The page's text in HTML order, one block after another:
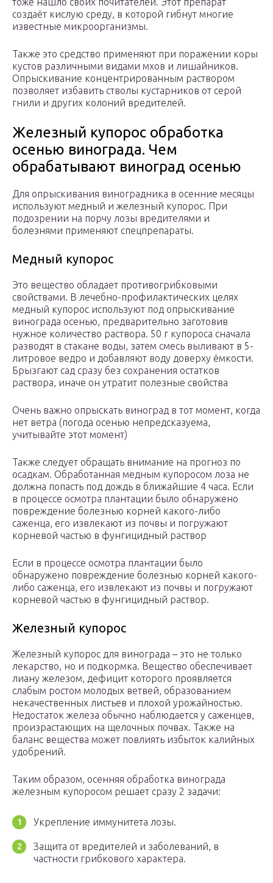
создаёт кислую среду, в которой гибнут многие
известные микроорганизмы.
Также это средство применяют при поражении коры
кустов различными видами мхов и лишайников.
Опрыскивание концентрированным раствором
позволяет избавить стволы кустарников от серой
гнили и других колоний вредителей.
Железный купорос обработка
осенью винограда. Чем
обрабатывают виноград осенью
Для опрыскивания виноградника в осенние месяцы
используют медный и железный купорос. При
подозрении на порчу лозы вредителями и
болезнями применяют спецпрепараты.
Медный купорос
Это вещество обладает противогрибковыми
свойствами. В лечебно-профилактических целях
медный купорос используют под опрыскивание
винограда осенью, предварительно заготовив
нужное количество раствора. 50 г купороса сначала
разводят в стакане воды, затем смесь выливают в 5-
литровое ведро и добавляют воду доверху ёмкости.
Брызгают сад сразу без сохранения остатков
раствора, иначе он утратит полезные свойства
Очень важно опрыскать виноград в тот момент, когда
нет ветра (погода осенью непредсказуема,
учитывайте этот момент)
Также следует обращать внимание на прогноз по
осадкам. Обработанная медным купоросом лоза не
должна попасть под дождь в ближайшие 4 часа. Если
в процессе осмотра плантации было обнаружено
повреждение болезнью корней какого-либо
саженца, его извлекают из почвы и погружают
корневой частью в фунгицидный раствор
Если в процессе осмотра плантации было
обнаружено повреждение болезнью корней какого-
либо саженца, его извлекают из почвы и погружают
корневой частью в фунгицидный раствор.
Железный купорос
Железный купорос для винограда – это не только
лекарство, но и подкормка. Вещество обеспечивает
лиану железом, дефицит которого проявляется
слабым ростом молодых ветвей, образованием
некачественных листьев и плохой урожайностью.
Недостаток железа обычно наблюдается у саженцев,
произрастающих на щелочных почвах. Также на
баланс вещества может повлиять избыток калийных
удобрений.
Таким образом, осенняя обработка винограда
железным купоросом решает сразу 2 задачи:
Укрепление иммунитета лозы.
Защита от вредителей и заболеваний, в
частности грибкового характера.